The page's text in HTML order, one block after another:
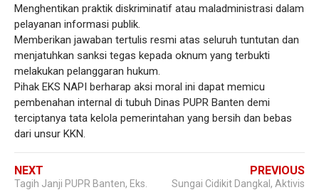
​Menghentikan praktik diskriminatif atau maladministrasi dalam
pelayanan informasi publik.
​Memberikan jawaban tertulis resmi atas seluruh tuntutan dan
menjatuhkan sanksi tegas kepada oknum yang terbukti
melakukan pelanggaran hukum.
​Pihak EKS NAPI berharap aksi moral ini dapat memicu
pembenahan internal di tubuh Dinas PUPR Banten demi
terciptanya tata kelola pemerintahan yang bersih dan bebas
dari unsur KKN.
NEXT
Tagih Janji PUPR Banten, Eks.
PREVIOUS
Sungai Cidikit Dangkal, Aktivis